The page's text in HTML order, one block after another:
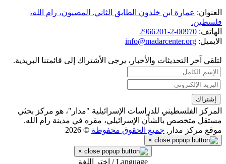
العنوان: عمارة ابن خلدون الطابق الثاني. المصيون، رام الله،
فلسطين.
الهاتف: 00970-2-2966201
الايميل: info@madarcenter.org
لتلقي آخر التحديثات والأخبار، يرجى الأشتراك إلى قائمتنا البريدية.
المركز الفلسطيني للدراسات الإسرائيلية "مدار"، هو مركز بحثي
مستقل متخصص بالشأن الإسرائيلي، مقره في مدينة رام الله.
موقع مركز مدار, جميع الحقوق محفوظة © 2026
×
×
Language / اختر اللغة